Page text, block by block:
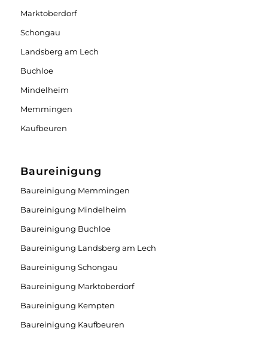
Marktoberdorf
Schongau
Landsberg am Lech
Buchloe
Mindelheim
Memmingen
Kaufbeuren
Baureinigung
Baureinigung Memmingen
Baureinigung Mindelheim
Baureinigung Buchloe
Baureinigung Landsberg am Lech
Baureinigung Schongau
Baureinigung Marktoberdorf
Baureinigung Kempten
Baureinigung Kaufbeuren